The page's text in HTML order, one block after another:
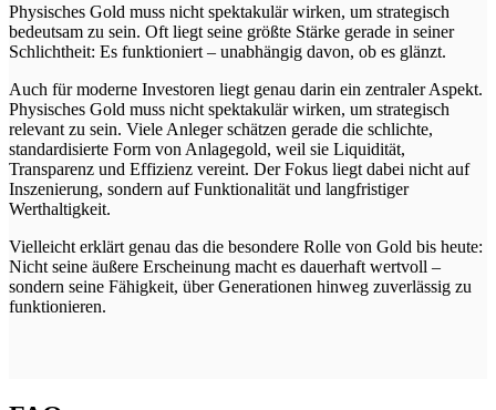
Physisches Gold muss nicht spektakulär wirken, um strategisch
bedeutsam zu sein. Oft liegt seine größte Stärke gerade in seiner
Schlichtheit: Es funktioniert – unabhängig davon, ob es glänzt.
Auch für moderne Investoren liegt genau darin ein zentraler Aspekt.
Physisches Gold muss nicht spektakulär wirken, um strategisch
relevant zu sein. Viele Anleger schätzen gerade die schlichte,
standardisierte Form von Anlagegold, weil sie Liquidität,
Transparenz und Effizienz vereint. Der Fokus liegt dabei nicht auf
Inszenierung, sondern auf Funktionalität und langfristiger
Werthaltigkeit.
Vielleicht erklärt genau das die besondere Rolle von Gold bis heute:
Nicht seine äußere Erscheinung macht es dauerhaft wertvoll –
sondern seine Fähigkeit, über Generationen hinweg zuverlässig zu
funktionieren.